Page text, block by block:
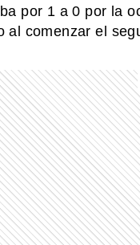
por 1 a 0 por la
al comenzar el